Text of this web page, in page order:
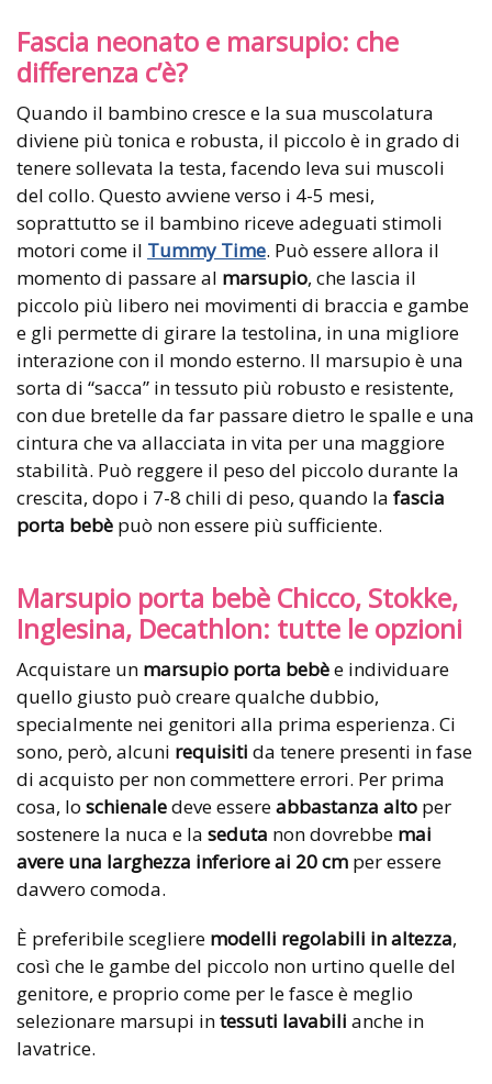
Fascia neonato e marsupio: che
differenza c’è?
Quando il bambino cresce e la sua muscolatura
diviene più tonica e robusta, il piccolo è in grado di
tenere sollevata la testa, facendo leva sui muscoli
del collo. Questo avviene verso i 4-5 mesi,
soprattutto se il bambino riceve adeguati stimoli
motori come il Tummy Time. Può essere allora il
momento di passare al marsupio, che lascia il
piccolo più libero nei movimenti di braccia e gambe
e gli permette di girare la testolina, in una migliore
interazione con il mondo esterno. Il marsupio è una
sorta di “sacca” in tessuto più robusto e resistente,
con due bretelle da far passare dietro le spalle e una
cintura che va allacciata in vita per una maggiore
stabilità. Può reggere il peso del piccolo durante la
crescita, dopo i 7-8 chili di peso, quando la fascia
porta bebè può non essere più sufficiente.
Marsupio porta bebè Chicco, Stokke,
Inglesina, Decathlon: tutte le opzioni
Acquistare un marsupio porta bebèe individuare
quello giusto può creare qualche dubbio,
specialmente nei genitori alla prima esperienza. Ci
sono, però, alcuni requisiti da tenere presenti in fase
di acquisto per non commettere errori. Per prima
cosa, lo schienaledeve essereabbastanza alto per
sostenere la nuca e la seduta non dovrebbe mai
avere una larghezza inferiore ai 20 cm per essere
davvero comoda.
È preferibile scegliere modelli regolabili in altezza,
così che le gambe del piccolo non urtino quelle del
genitore, e proprio come per le fasce è meglio
selezionare marsupi intessuti lavabili anche in
lavatrice.